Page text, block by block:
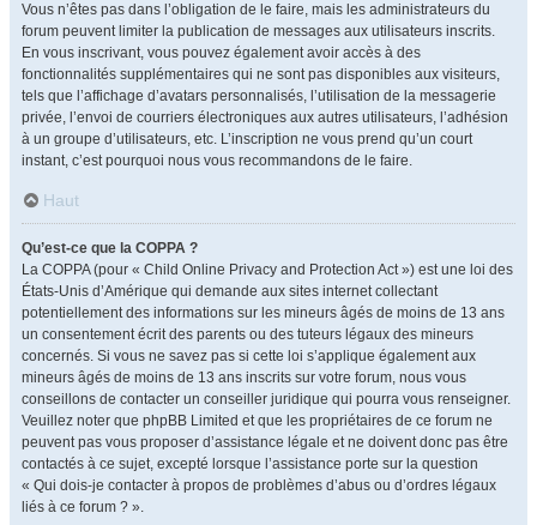
Vous n’êtes pas dans l’obligation de le faire, mais les administrateurs du
forum peuvent limiter la publication de messages aux utilisateurs inscrits.
En vous inscrivant, vous pouvez également avoir accès à des
fonctionnalités supplémentaires qui ne sont pas disponibles aux visiteurs,
tels que l’affichage d’avatars personnalisés, l’utilisation de la messagerie
privée, l’envoi de courriers électroniques aux autres utilisateurs, l’adhésion
à un groupe d’utilisateurs, etc. L’inscription ne vous prend qu’un court
instant, c’est pourquoi nous vous recommandons de le faire.
Haut
Qu’est-ce que la COPPA ?
La COPPA (pour « Child Online Privacy and Protection Act ») est une loi des
États-Unis d’Amérique qui demande aux sites internet collectant
potentiellement des informations sur les mineurs âgés de moins de 13 ans
un consentement écrit des parents ou des tuteurs légaux des mineurs
concernés. Si vous ne savez pas si cette loi s’applique également aux
mineurs âgés de moins de 13 ans inscrits sur votre forum, nous vous
conseillons de contacter un conseiller juridique qui pourra vous renseigner.
Veuillez noter que phpBB Limited et que les propriétaires de ce forum ne
peuvent pas vous proposer d’assistance légale et ne doivent donc pas être
contactés à ce sujet, excepté lorsque l’assistance porte sur la question
« Qui dois-je contacter à propos de problèmes d’abus ou d’ordres légaux
liés à ce forum ? ».